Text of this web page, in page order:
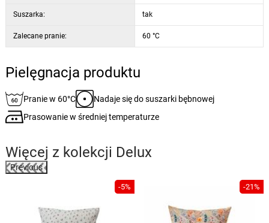
Suszarka: tak
Zalecane pranie: 60 °C
Pielęgnacja produktu
Pranie w 60°C
Nadaje się do suszarki bębnowej
Prasowanie w średniej temperaturze
Więcej z kolekcji Delux
Previous
-5% -21%